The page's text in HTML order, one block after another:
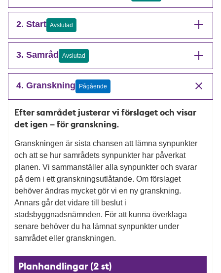
2. Start Avslutad
3. Samråd Avslutad
4. Granskning Pågående
Efter samrådet justerar vi förslaget och visar
det igen – för granskning.
Granskningen är sista chansen att lämna synpunkter
och att se hur samrådets synpunkter har påverkat
planen. Vi sammanställer alla synpunkter och svarar
på dem i ett granskningsutlåtande. Om förslaget
behöver ändras mycket gör vi en ny granskning.
Annars går det vidare till beslut i
stadsbyggnadsnämnden. För att kunna överklaga
senare behöver du ha lämnat synpunkter under
samrådet eller granskningen.
Planhandlingar (2 st)